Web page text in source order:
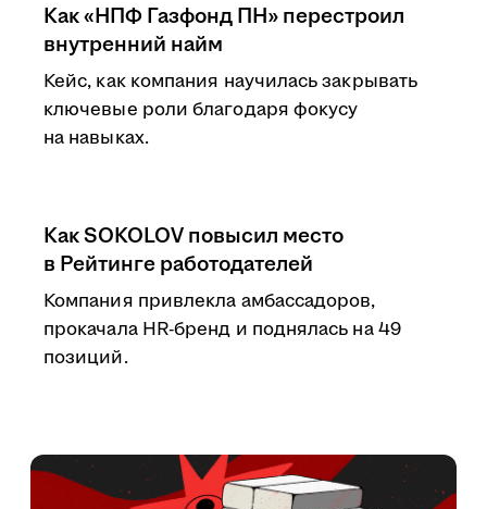
Как «НПФ Газфонд ПН» перестроил
внутренний найм
Кейс, как компания научилась закрывать
ключевые роли благодаря фокусу
на навыках.
Как SOKOLOV повысил место
в Рейтинге работодателей
Компания привлекла амбассадоров,
прокачала HR-бренд и поднялась на 49
позиций.